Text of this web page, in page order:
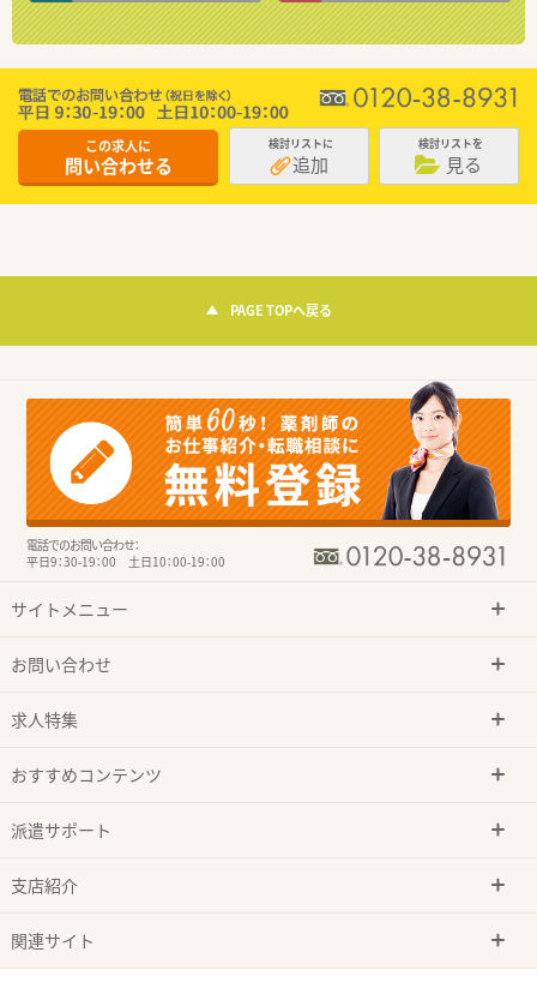
この求人に
問い合わせる
検討リストに
追加
検討リストを
見る
PAGE TOPへ戻る
電話でのお問い合わせ：
平日9：30-19：00 土日10：00-19：00
サイトメニュー
お問い合わせ
求人特集
おすすめコンテンツ
派遣サポート
支店紹介
関連サイト